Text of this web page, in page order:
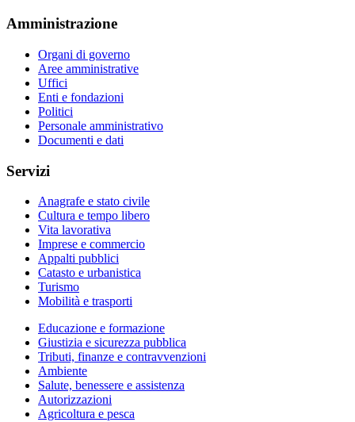
Amministrazione
Organi di governo
Aree amministrative
Uffici
Enti e fondazioni
Politici
Personale amministrativo
Documenti e dati
Servizi
Anagrafe e stato civile
Cultura e tempo libero
Vita lavorativa
Imprese e commercio
Appalti pubblici
Catasto e urbanistica
Turismo
Mobilità e trasporti
Educazione e formazione
Giustizia e sicurezza pubblica
Tributi, finanze e contravvenzioni
Ambiente
Salute, benessere e assistenza
Autorizzazioni
Agricoltura e pesca